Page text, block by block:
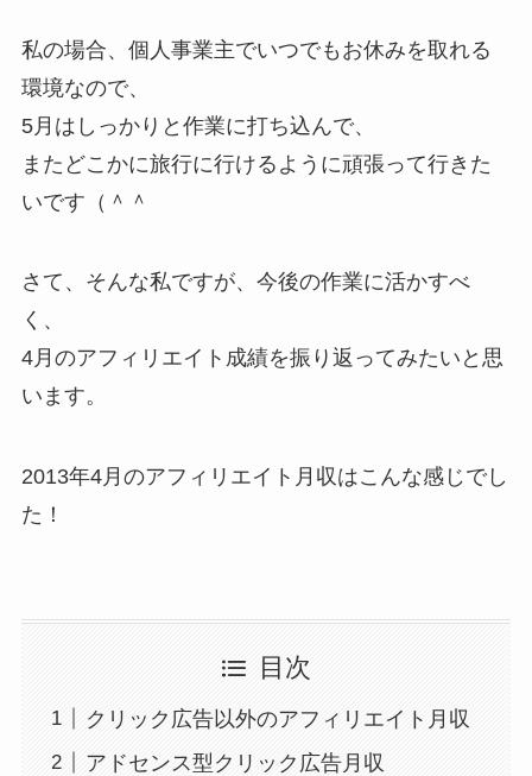
私の場合、個人事業主でいつでもお休みを取れる
環境なので、
5月はしっかりと作業に打ち込んで、
またどこかに旅行に行けるように頑張って行きた
いです（＾＾
さて、そんな私ですが、今後の作業に活かすべ
く、
4月のアフィリエイト成績を振り返ってみたいと思
います。
2013年4月のアフィリエイト月収はこんな感じでし
た！
目次
クリック広告以外のアフィリエイト月収
アドセンス型クリック広告月収